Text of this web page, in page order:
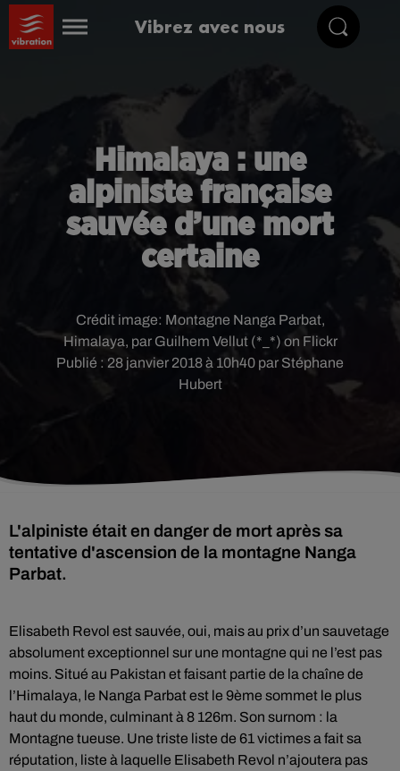
Vibrez avec nous
Himalaya : une
alpiniste française
sauvée d’une mort
certaine
Publié : 28 janvier 2018 à 10h40 par Stéphane
Hubert
Crédit image: Montagne Nanga Parbat,
Himalaya, par Guilhem Vellut (*_*) on Flickr
L'alpiniste était en danger de mort après sa
tentative d'ascension de la montagne Nanga
Parbat.
Elisabeth Revol est sauvée, oui, mais au prix d’un sauvetage
absolument exceptionnel sur une montagne qui ne l’est pas
moins. Situé au Pakistan et faisant partie de la chaîne de
l’Himalaya, le Nanga Parbat est le 9ème sommet le plus
haut du monde, culminant à 8 126m. Son surnom : la
Montagne tueuse. Une triste liste de 61 victimes a fait sa
réputation, liste à laquelle Elisabeth Revol n’ajoutera pas